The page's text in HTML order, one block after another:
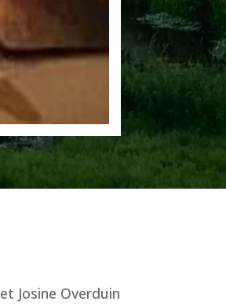
Josine Overduin